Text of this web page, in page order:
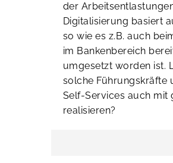
der
Digitalisierung basiert
so wie es z.B. auch
im Bankenbereich
umgesetzt worden ist.
solche Führungskräfte
Self-Services auch mit
realisieren?